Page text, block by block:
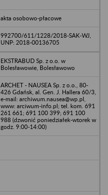
akta osobowo-płacowe
992700/611/1228/2018-SAK-WJ,
UNP: 2018-00136705
EKSTRABUD Sp. z o.o. w
Bolesławowie, Bolesławowo
ARCHET - NAUSEA Sp. z o.o., 80-
426 Gdańsk, al. Gen. J. Hallera 60/3,
e-mail: archiwum.nausea@wp.pl,
www: arciwum-info.pl; tel. kom. 691
261 661; 691 100 399; 691 100
988 (dzwonić poniedziałek-wtorek w
godz. 9:00-14:00)